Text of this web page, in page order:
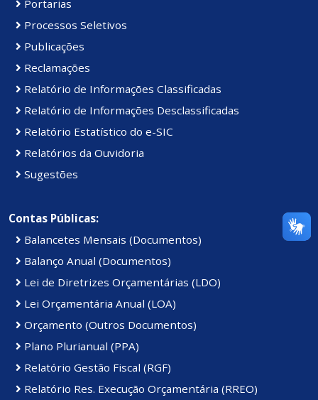
Portarias
Processos Seletivos
Publicações
Reclamações
Relatório de Informações Classificadas
Relatório de Informações Desclassificadas
Relatório Estatístico do e-SIC
Relatórios da Ouvidoria
Sugestões
Contas Públicas:
Balancetes Mensais (Documentos)
Balanço Anual (Documentos)
Lei de Diretrizes Orçamentárias (LDO)
Lei Orçamentária Anual (LOA)
Orçamento (Outros Documentos)
Plano Plurianual (PPA)
Relatório Gestão Fiscal (RGF)
Relatório Res. Execução Orçamentária (RREO)